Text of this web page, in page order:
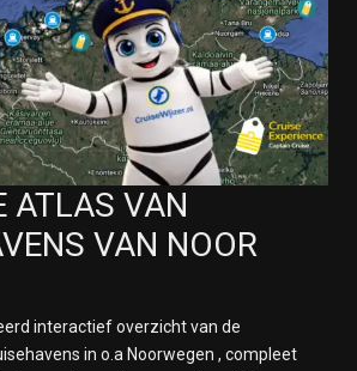
ATLAS VAN
VAN NOOR
interactief overzicht van de
in o.a Noorwegen , compleet